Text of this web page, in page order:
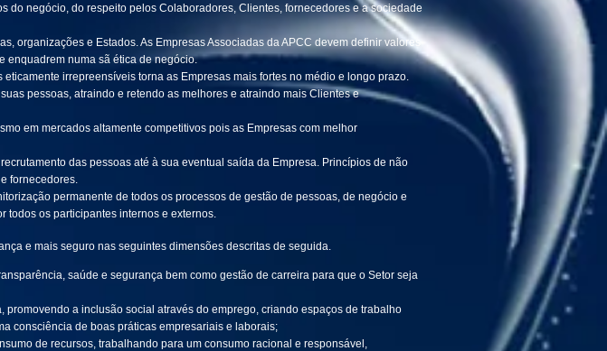
do negócio, do respeito pelos Colaboradores, Clientes, fornecedores e a sociedade
organizações e Estados. As Empresas Associadas da APCC devem definir valores
enquadrem numa sã ética de negócio.
irrepreensíveis torna as Empresas mais fortes no médio e longo prazo.
pessoas, atraindo e retendo as melhores e atraindo mais Clientes e
em mercados altamente competitivos pois as Empresas com melhor
das pessoas até à sua eventual saída da Empresa. Princípios de não
fornecedores.
permanente de todos os processos de gestão de pessoas, de negócio e
todos os participantes internos e externos.
e mais seguro nas seguintes dimensões descritas de seguida.
saúde e segurança bem como gestão de carreira para que o Setor seja
a inclusão social através do emprego, criando espaços de trabalho
consciência de boas práticas empresariais e laborais;
de recursos, trabalhando para um consumo racional e responsável,